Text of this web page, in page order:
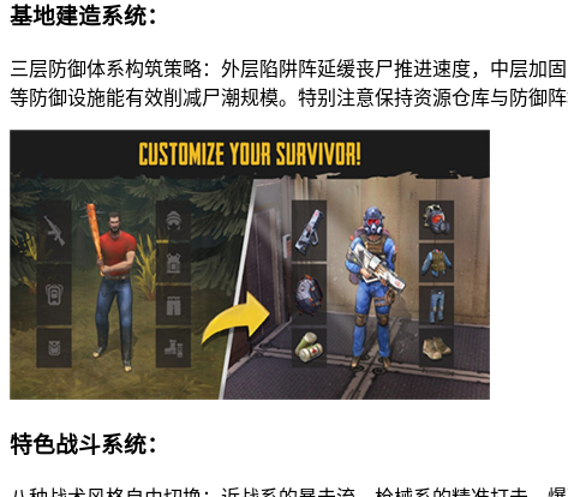
基地建造系统：
三层防御体系构筑策略：外层陷阱阵延缓丧尸推进速度，中层加
等防御设施能有效削减尸潮规模。特别注意保持资源仓库与防御阵
特色战斗系统：